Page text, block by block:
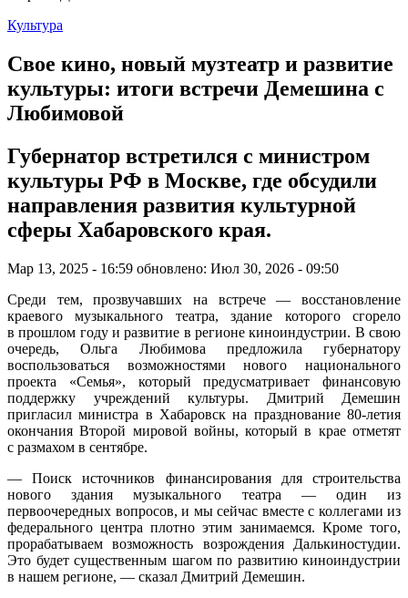
Культура
Свое кино, новый музтеатр и развитие
культуры: итоги встречи Демешина с
Любимовой
Губернатор встретился с министром
культуры РФ в Москве, где обсудили
направления развития культурной
сферы Хабаровского края.
Мар 13, 2025 - 16:59 обновлено: Июл 30, 2026 - 09:50
Среди
тем, прозвучавших на встрече— восстановление
краевого музыкального театра, здание которого сгорело
в прошлом году и развитие в регионе киноиндустрии. В свою
очередь, Ольга Любимова предложила губернатору
воспользоваться возможностями нового национального
проекта «Семья», который предусматривает финансовую
поддержку учреждений культуры. Дмитрий Демешин
пригласил министра в Хабаровск на празднование 80-летия
окончания Второй мировой войны, который в крае отметят
с размахом в сентябре.
— Поиск источников финансирования для строительства
нового здания музыкального театра — один из
первоочередных вопросов, и мы сейчас вместе с коллегами из
федерального центра плотно этим занимаемся. Кроме того,
прорабатываем возможность возрождения Далькиностудии.
Это будет существенным шагом по развитию киноиндустрии
в нашем регионе, — сказал Дмитрий Демешин.